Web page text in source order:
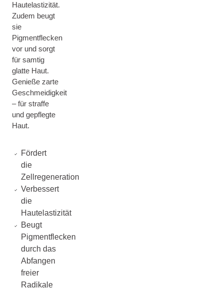
Hautelastizität.
Zudem beugt
sie
Pigmentflecken
vor und sorgt
für samtig
glatte Haut.
Genieße zarte
Geschmeidigkeit
– für straffe
und gepflegte
Haut.
Fördert
die
Zellregeneration
Verbessert
die
Hautelastizität
Beugt
Pigmentflecken
durch das
Abfangen
freier
Radikale